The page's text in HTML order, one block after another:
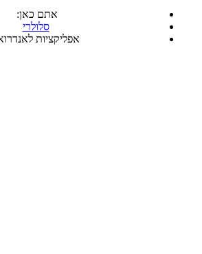
אתם כאן:
סלולרי
אפליקציות